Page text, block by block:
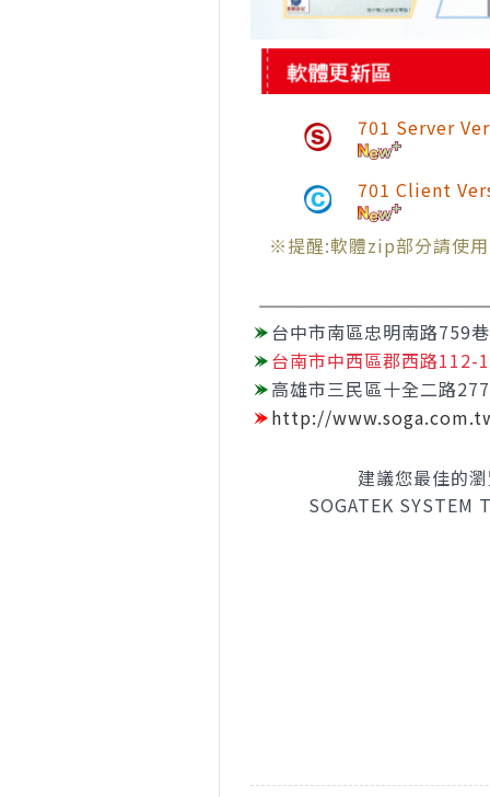
701 Server
701 Client
※提醒:軟體zip部分請使
台中市南區忠明南路759
台南市中西區郡西路112-
高雄市三民區十全二路
http://
建議您最佳的
SOGATEK SYSTEM